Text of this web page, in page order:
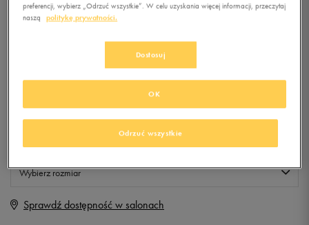
0.0(0
KLUBIE 50 STYLE
Produkt niedostępny
Jeśli artykuł będzie ponownie dostępny, otrzymasz od nas powiadomienie.
Wybierz rozmiar
Rozmiary EU
Sprawdź dostępność w salonach
preferencji, wybierz „Odrzuć wszystkie”. W celu uzyskania więcej informacji, przeczytaj
naszą
politykę prywatności.
Dostosuj
Odrzuć wszystkie
OK